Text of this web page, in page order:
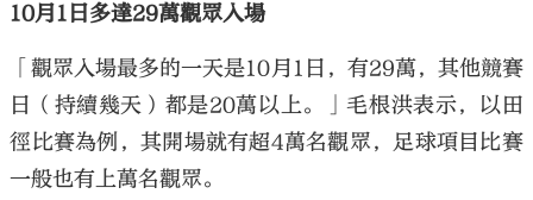
10月1日多達29萬觀眾入場
「觀眾入場最多的一天是10月1日，有29萬，其他競賽
日（持續幾天）都是20萬以上。」毛根洪表示，以田
徑比賽為例，其開場就有超4萬名觀眾，足球項目比賽
一般也有上萬名觀眾。